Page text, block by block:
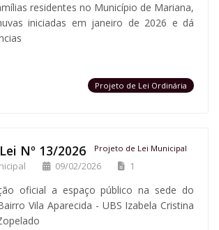
residentes no Município de Mariana,
iniciadas em janeiro de 2026 e dá
Projeto de Lei Ordinária
Nº 13/2026 Projeto de Lei Municipal
09/02/2026 1
oficial a espaço público na sede do
Vila Aparecida - UBS Izabela Cristina